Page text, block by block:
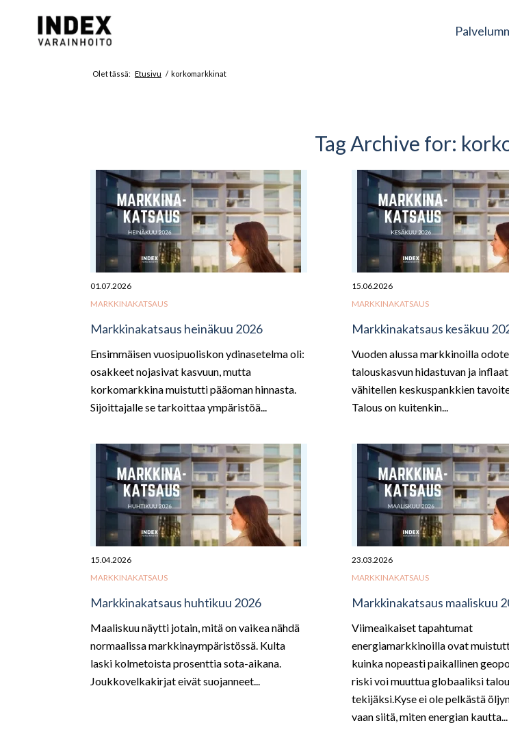
Olet tässä: Etusivu / korkomarkkinat
Tag Archive for:
01.07.2026
MARKKINAKATSAUS
Markkinakatsaus heinäkuu 2026
Ensimmäisen vuosipuoliskon ydinasetelma oli:
osakkeet nojasivat kasvuun, mutta
korkomarkkina muistutti pääoman hinnasta.
Sijoittajalle se tarkoittaa ympäristöä...
15.06.2026
MARKKINAKATSAUS
Markkinakatsaus kesäkuu
Vuoden alussa markkinoilla
talouskasvun hidastuvan ja
vähitellen keskuspankkien
Talous on kuitenkin...
15.04.2026
MARKKINAKATSAUS
Markkinakatsaus huhtikuu 2026
Maaliskuu näytti jotain, mitä on vaikea nähdä
normaalissa markkinaympäristössä. Kulta
laski kolmetoista prosenttia sota-aikana.
Joukkovelkakirjat eivät suojanneet...
23.03.2026
MARKKINAKATSAUS
Markkinakatsaus maaliskuu
Viimeaikaiset tapahtumat
energiamarkkinoilla ovat
kuinka nopeasti paikallinen
riski voi muuttua globaaliksi
tekijäksi.Kyse ei ole pelkästä
vaan siitä, miten energian kautta...